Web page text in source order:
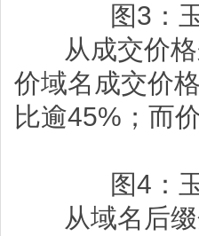
图3：
从成交价格
价域名成交价
比逾45%；而
图4：
从域名后缀